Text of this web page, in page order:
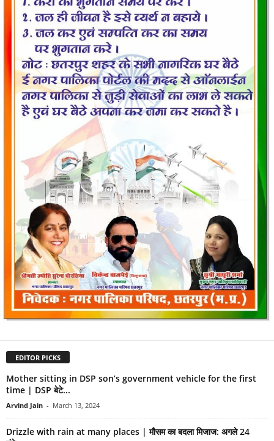
EDITOR PICKS
Mother sitting in DSP son’s government vehicle for the first
time | DSP बेटे...
Arvind Jain - March 13, 2024
Drizzle with rain at many places | मौसम का बदला मिजाज: अगले 24